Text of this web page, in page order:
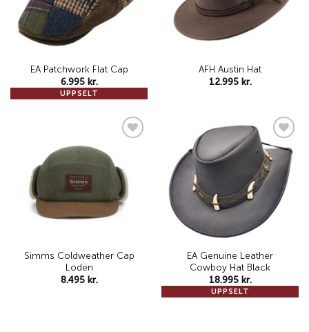
UPPSELT
EA Patchwork Flat Cap
6.995 kr.
AFH Austin Hat
12.995 kr.
Simms Coldweather Cap
Loden
8.495 kr.
Add to
wishlist
UPPSELT
EA Genuine Leather
Cowboy Hat Black
18.995 kr.